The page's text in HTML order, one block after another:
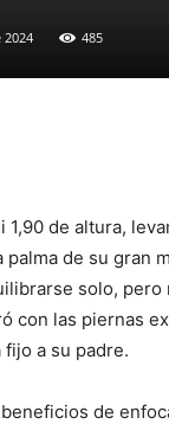
485
1,90 de altura,
de su gran
solo,
con las piernas
a su padre.
de